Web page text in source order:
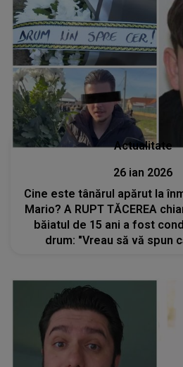
Actualitate
26 ian 2026
Cine este tânărul apărut la
Mario? A RUPT TĂCEREA
băiatul de 15 ani a fost
drum: "Vreau să vă spun